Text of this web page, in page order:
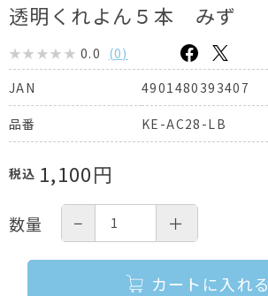
透明くれよん５本 みず
0.0 (0)
JAN
4901480393407
品番 KE-AC28-LB
税込 1,100円
数量 − ＋
カートに入れる